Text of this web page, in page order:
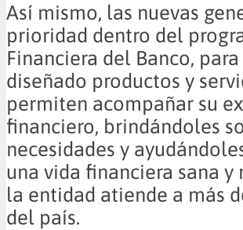
Así mismo, las nuevas
prioridad dentro del
Financiera del Banco,
diseñado productos y
permiten acompañar su
financiero, brindándoles
necesidades y
una vida financiera sana
la entidad atiende a más
del país.